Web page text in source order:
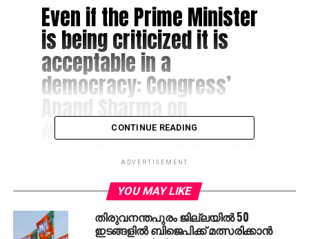
Even if the Prime Minister
is being criticized it is
acceptable in a
democracy: Congress’
Anand Sharma on
#RahulGandhi
pic.twitter.com/EZWBtHfPg6
— ANI (@ANI)September
12, 2017
CONTINUE READING
ADVERTISEMENT
YOU MAY LIKE
തിരുവനന്തപുരം ജില്ലയില്‍ 50
ഇടങ്ങളില്‍ ബിജെപിക്ക് മത്സരിക്കാന്‍